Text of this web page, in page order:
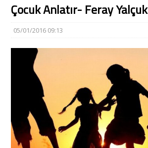
Çocuk Anlatır- Feray Yalçuk
05/01/2016 09:13